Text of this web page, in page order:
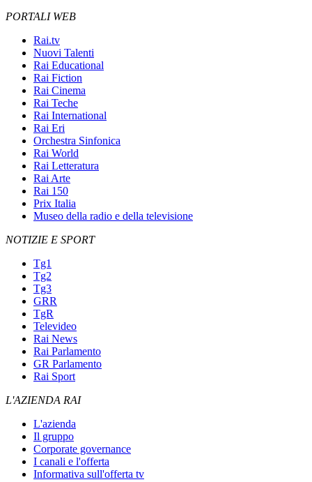
PORTALI WEB
Rai.tv
Nuovi Talenti
Rai Educational
Rai Fiction
Rai Cinema
Rai Teche
Rai International
Rai Eri
Orchestra Sinfonica
Rai World
Rai Letteratura
Rai Arte
Rai 150
Prix Italia
Museo della radio e della televisione
NOTIZIE E SPORT
Tg1
Tg2
Tg3
GRR
TgR
Televideo
Rai News
Rai Parlamento
GR Parlamento
Rai Sport
L'AZIENDA RAI
L'azienda
Il gruppo
Corporate governance
I canali e l'offerta
Informativa sull'offerta tv